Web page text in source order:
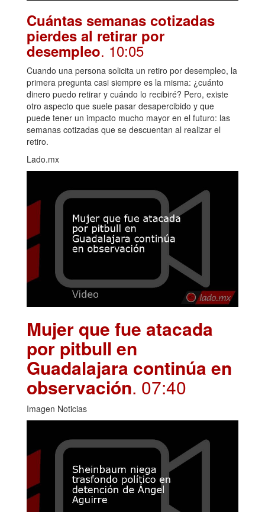
Cuántas semanas cotizadas
pierdes al retirar por
desempleo. 10:05
Cuando una persona solicita un retiro por desempleo, la
primera pregunta casi siempre es la misma: ¿cuánto
dinero puedo retirar y cuándo lo recibiré? Pero, existe
otro aspecto que suele pasar desapercibido y que
puede tener un impacto mucho mayor en el futuro: las
semanas cotizadas que se descuentan al realizar el
retiro.
Lado.mx
Mujer que fue atacada
por pitbull en
Guadalajara continúa en
observación. 07:40
Imagen Noticias